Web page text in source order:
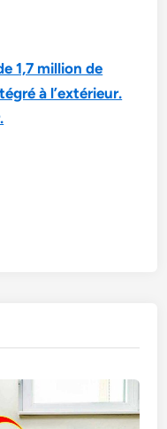
1,7 million de
à l’extérieur.